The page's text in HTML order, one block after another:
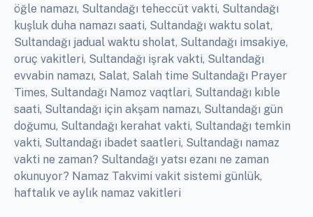
öğle namazı, Sultandağı teheccüt vakti, Sultandağı
kuşluk duha namazı saati, Sultandağı waktu solat,
Sultandağı jadual waktu sholat, Sultandağı imsakiye,
oruç vakitleri, Sultandağı işrak vakti, Sultandağı
evvabin namazı, Salat, Salah time Sultandağı Prayer
Times, Sultandağı Namoz vaqtlari, Sultandağı kıble
saati, Sultandağı için akşam namazı, Sultandağı gün
doğumu, Sultandağı kerahat vakti, Sultandağı temkin
vakti, Sultandağı ibadet saatleri, Sultandağı namaz
vakti ne zaman? Sultandağı yatsı ezanı ne zaman
okunuyor? Namaz Takvimi vakit sistemi günlük,
haftalık ve aylık namaz vakitleri